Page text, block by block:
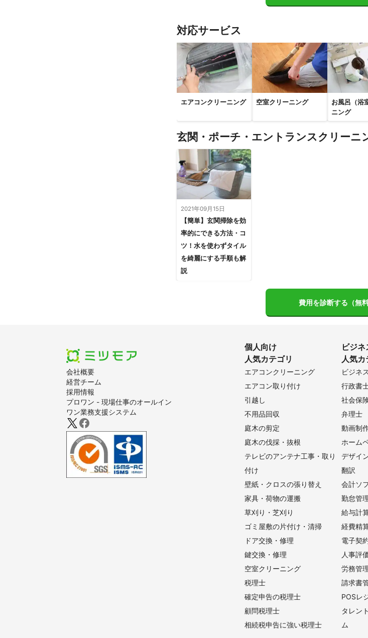
対応サービス
エアコンクリーニング 空室クリーニング
お風呂（浴
ニング
玄関・ポーチ・エントランスクリーニ
2021年09月15日
【簡単】玄関掃除を効
率的にできる方法・コ
ツ！水を使わずタイル
を綺麗にする手順も解
説
費用を診断する（無料
会社概要
経営チーム
採用情報
プロワン - 現場仕事のオールイン
ワン業務支援システム
個人向け
人気カテゴリ
エアコンクリーニング
エアコン取り付け
引越し
不用品回収
庭木の剪定
庭木の伐採・抜根
テレビのアンテナ工事・取り
付け
壁紙・クロスの張り替え
家具・荷物の運搬
草刈り・芝刈り
ゴミ屋敷の片付け・清掃
ドア交換・修理
鍵交換・修理
空室クリーニング
税理士
確定申告の税理士
顧問税理士
相続税申告に強い税理士
ビジ
人気カ
ビジネ
行政書
社会保
弁理士
動画制
ホーム
デザイ
翻訳
会計ソ
勤怠管
給与計
経費精
電子契
人事評
労務管
請求書
POSレ
タレン
ム